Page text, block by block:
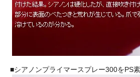
■シアノンプライマースプレー300をPS